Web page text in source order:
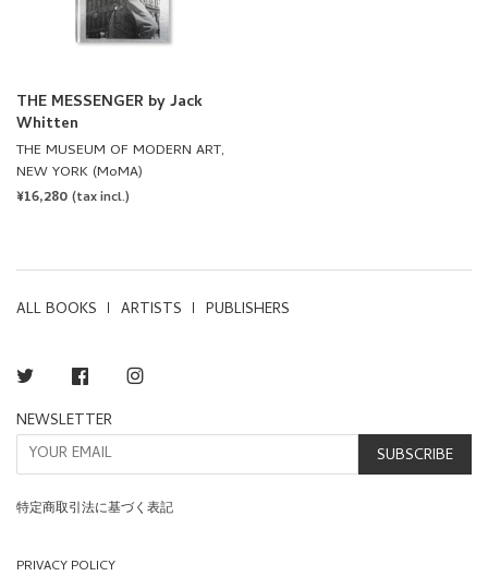
THE MESSENGER by Jack
Whitten
NEW YORK (MoMA)
REGULAR
PRICE
¥16,280(tax incl.)
TwitterFacebookInstagram
特定商取引法に基づく表記